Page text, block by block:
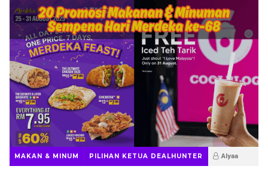
MAKAN & MINUM PILIHAN KETUA DEALHUNTER Alyaa